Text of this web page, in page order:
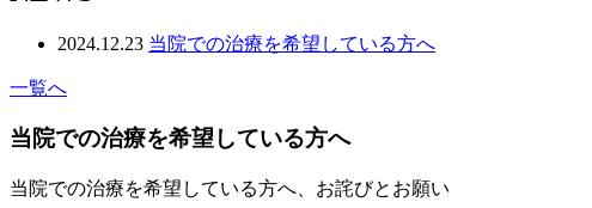
2024.12.23 当院での治療を希望している方へ
一覧へ
当院での治療を希望している方へ
当院での治療を希望している方へ、お詫びとお願い